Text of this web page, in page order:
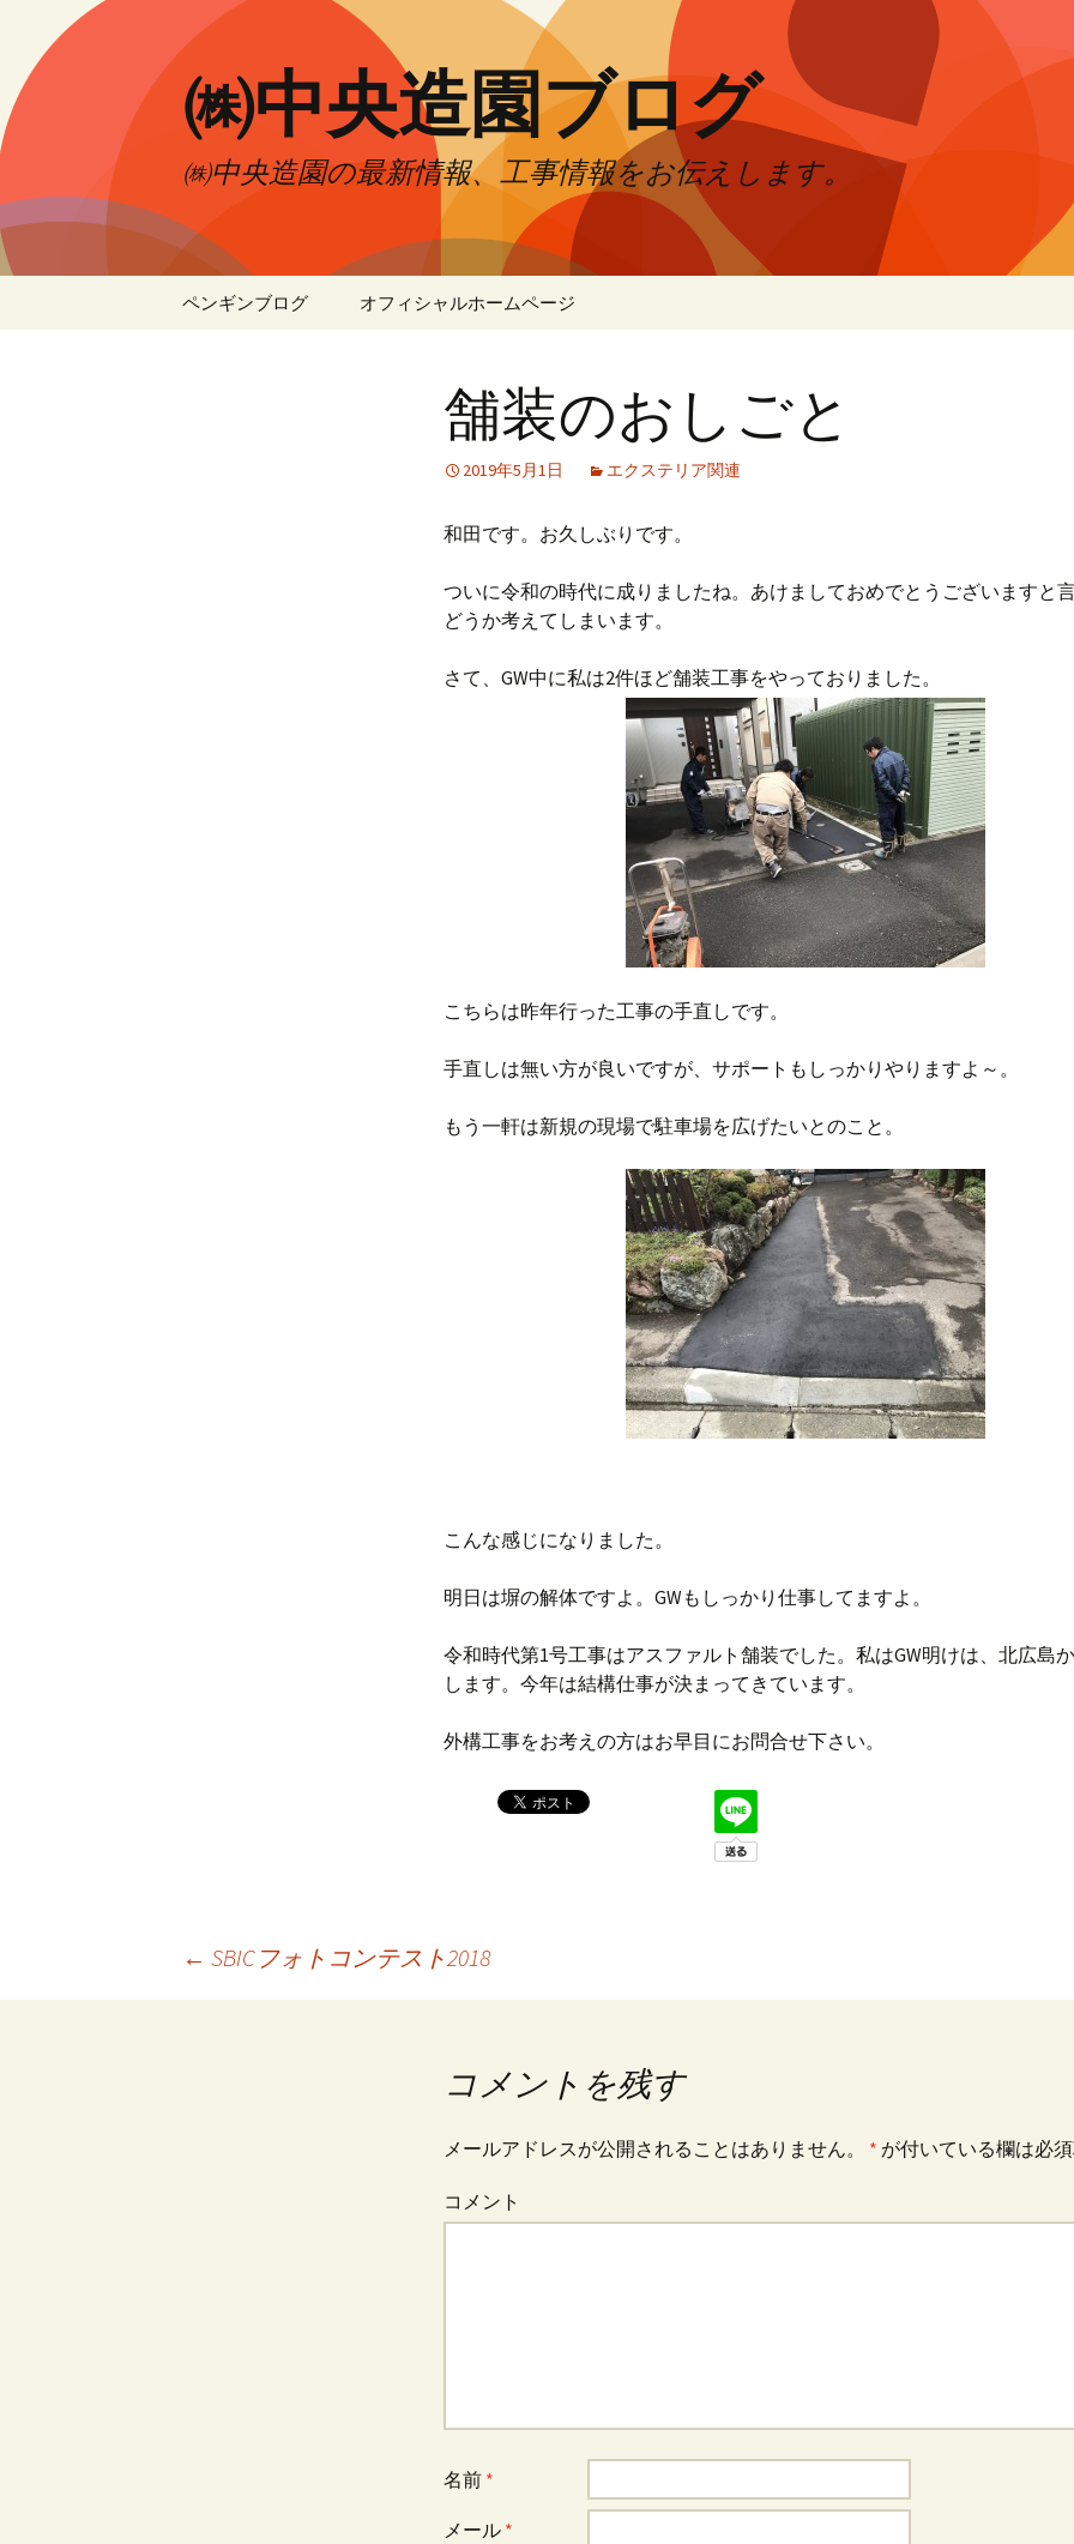
㈱中央造園ブログ
㈱中央造園の最新情報、工事情報をお伝えします。
ペンギンブログ オフィシャルホームページ
舗装のおしごと
2019年5月1日 エクステリア関連
和田です。お久しぶりです。
ついに令和の時代に成りましたね。あけましておめでとうございますと
どうか考えてしまいます。
さて、GW中に私は2件ほど舗装工事をやっておりました。
こちらは昨年行った工事の手直しです。
手直しは無い方が良いですが、サポートもしっかりやりますよ～。
もう一軒は新規の現場で駐車場を広げたいとのこと。
こんな感じになりました。
明日は塀の解体ですよ。GWもしっかり仕事してますよ。
令和時代第1号工事はアスファルト舗装でした。私はGW明けは、北広島
します。今年は結構仕事が決まってきています。
外構工事をお考えの方はお早目にお問合せ下さい。
投
← SBICフォトコンテスト2018
コメントを残す
メールアドレスが公開されることはありません。 * が付いている欄は必
コメント
名前 *
メール *